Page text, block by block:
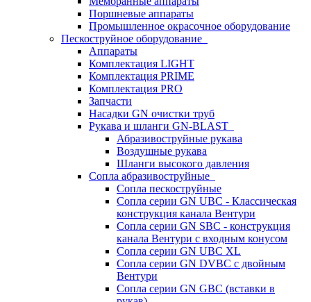
Поршневые аппараты
Промышленное окрасочное оборудование
Пескоструйное оборудование
Аппараты
Комплектация LIGHT
Комплектация PRIME
Комплектация PRO
Запчасти
Насадки GN очистки труб
Рукава и шланги GN-BLAST
Абразивоструйные рукава
Воздушные рукава
Шланги высокого давления
Сопла абразивоструйные
Сопла пескоструйные
Сопла серии GN UBC - Классическая
конструкция канала Вентури
Сопла серии GN SBC - конструкция
канала Вентури c входным конусом
Сопла серии GN UBC XL
Сопла серии GN DVBC с двойным
Вентури
Сопла серии GN GBC (вставки в